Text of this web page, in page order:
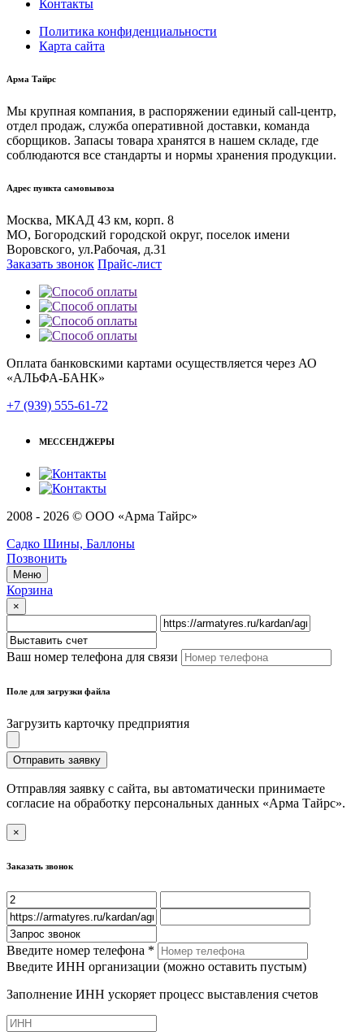
Контакты
Политика конфиденциальности
Карта сайта
Арма Тайрс
Мы крупная компания, в распоряжении единый call-центр,
отдел продаж, служба оперативной доставки, команда
сборщиков. Запасы товара хранятся в нашем складе, где
соблюдаются все стандарты и нормы хранения продукции.
Адрес пункта самовывоза
Москва, МКАД 43 км, корп. 8
МО, Богородский городской округ, поселок имени
Воровского, ул.Рабочая, д.31
Заказать звонок Прайс-лист
Оплата банковскими картами осуществляется через АО
«АЛЬФА-БАНК»
+7 (939) 555-61-72
МЕССЕНДЖЕРЫ
2008 - 2026 © ООО «Арма Тайрс»
Садко Шины, Баллоны
Позвонить
Меню
Корзина
×
Ваш номер телефона для связи
Поле для загрузки файла
Загрузить карточку предприятия
Отправить заявку
Отправляя заявку с сайта, вы автоматически принимаете
согласие на обработку персональных данных «Арма Тайрс».
×
Заказать звонок
Введите номер телефона *
Введите ИНН организации (можно оставить пустым)
Заполнение ИНН ускоряет процесс выставления счетов